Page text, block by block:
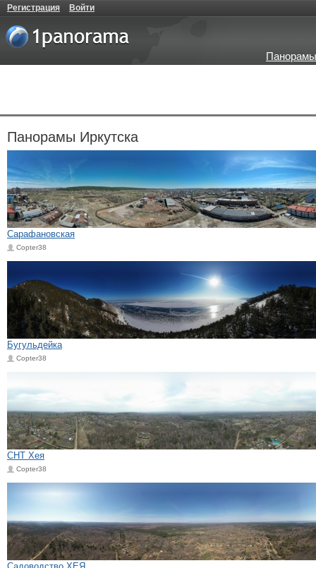
Регистрация Войти
Панорамы Иркутска
Сарафановская
Copter38
Бугульдейка
Copter38
СНТ Хея
Copter38